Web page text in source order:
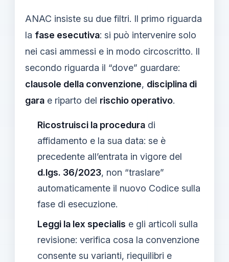
ANAC insiste su due filtri. Il primo riguarda
la fase esecutiva: si può intervenire solo
nei casi ammessi e in modo circoscritto. Il
secondo riguarda il “dove” guardare:
clausole della convenzione, disciplina di
gara e riparto del rischio operativo.
Ricostruisci la procedura di
affidamento e la sua data: se è
precedente all’entrata in vigore del
d.lgs. 36/2023, non “traslare”
automaticamente il nuovo Codice sulla
fase di esecuzione.
Leggi la lex specialis e gli articoli sulla
revisione: verifica cosa la convenzione
consente su varianti, riequilibri e